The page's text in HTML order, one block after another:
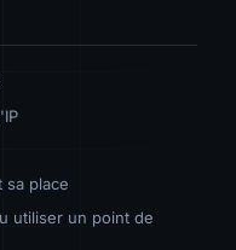
sa place
utiliser un point de